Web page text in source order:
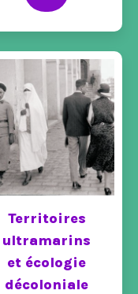
→
Territoires
ultramarins
et écologie